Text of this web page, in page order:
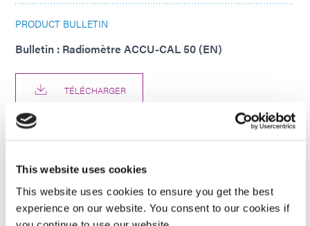
This website uses cookies
This website uses cookies to ensure you get the best
experience on our website. You consent to our cookies if
PRODUCT BULLETIN
Bulletin : Radiomètre ACCU-CAL 50 (EN)
TÉLÉCHARGER
Bulletin : Radiomètre ACCU-CAL 50 (Europe|DE)
TÉLÉCHARGER